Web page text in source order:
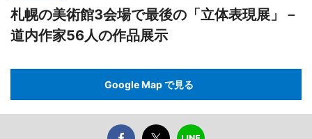
札幌の美術館3会場で最後の「立体表現展」－
道内作家56人の作品展示
Google Map で見る